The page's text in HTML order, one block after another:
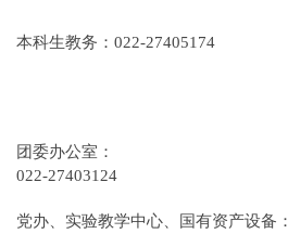
本科生教务：022-27405174
团委办公室：
022-27403124
党办、实验教学中心、国有资产设备：